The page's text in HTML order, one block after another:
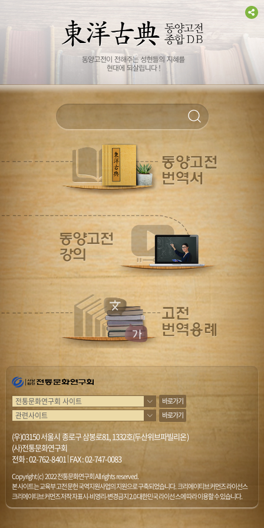
바로가기
바로가기
(우)03150 서울시 종로구 삼봉로81, 1332호(두산위브파빌리온)
(사)전통문화연구회
전화 :02-762-8401|FAX : 02-747-0083
Copyright (c) 2022 전통문화연구회 All rights reserved.
본 사이트는 교육부 고전문헌 국역지원사업의 지원으로 구축되었습니다. 크리에이티브 커먼즈 라이선스
크리에이티브 커먼즈 저작자표시-비영리-변경금지 2.0 대한민국 라이선스에 따라 이용할 수 있습니다.